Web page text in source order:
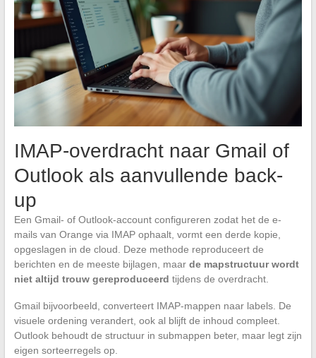
IMAP-overdracht naar Gmail of
Outlook als aanvullende back-
up
Een Gmail- of Outlook-account configureren zodat het de e-
mails van Orange via IMAP ophaalt, vormt een derde kopie,
opgeslagen in de cloud. Deze methode reproduceert de
berichten en de meeste bijlagen, maar de mapstructuur wordt
niet altijd trouw gereproduceerd tijdens de overdracht.
Gmail bijvoorbeeld, converteert IMAP-mappen naar labels. De
visuele ordening verandert, ook al blijft de inhoud compleet.
Outlook behoudt de structuur in submappen beter, maar legt zijn
eigen sorteerregels op.